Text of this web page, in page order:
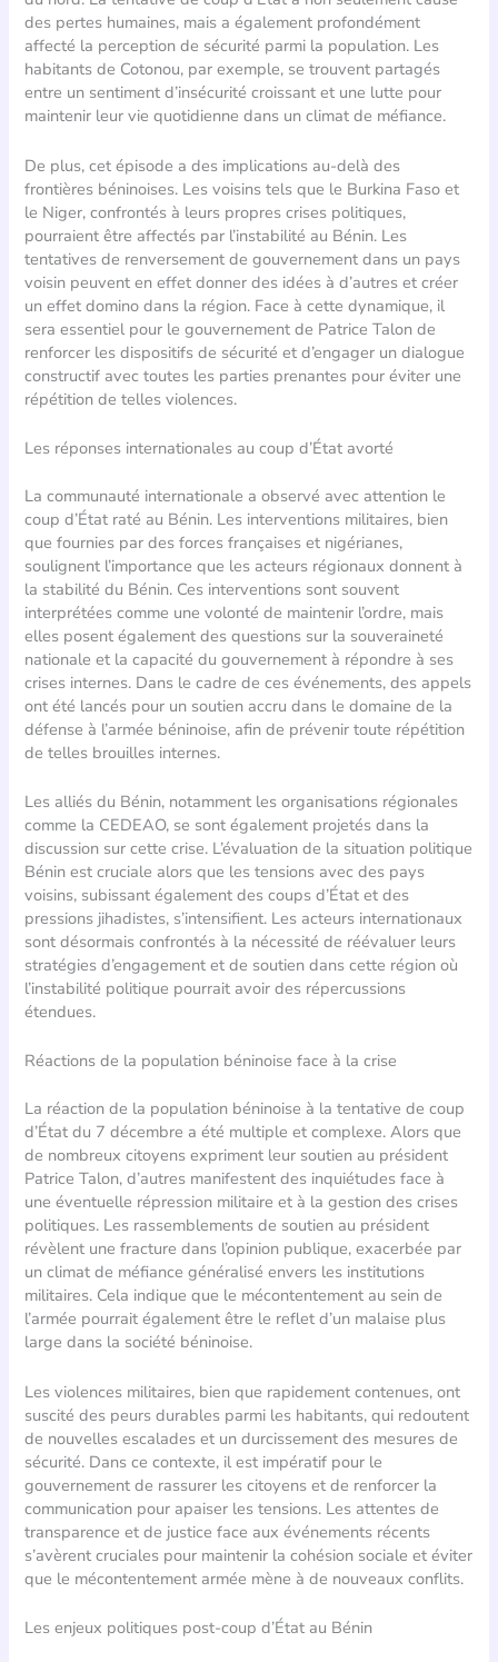
des pertes humaines, mais a également profondément
affecté la perception de sécurité parmi la population. Les
habitants de Cotonou, par exemple, se trouvent partagés
entre un sentiment d’insécurité croissant et une lutte pour
maintenir leur vie quotidienne dans un climat de méfiance.
De plus, cet épisode a des implications au-delà des
frontières béninoises. Les voisins tels que le Burkina Faso et
le Niger, confrontés à leurs propres crises politiques,
pourraient être affectés par l’instabilité au Bénin. Les
tentatives de renversement de gouvernement dans un pays
voisin peuvent en effet donner des idées à d’autres et créer
un effet domino dans la région. Face à cette dynamique, il
sera essentiel pour le gouvernement de Patrice Talon de
renforcer les dispositifs de sécurité et d’engager un dialogue
constructif avec toutes les parties prenantes pour éviter une
répétition de telles violences.
Les réponses internationales au coup d’État avorté
La communauté internationale a observé avec attention le
coup d’État raté au Bénin. Les interventions militaires, bien
que fournies par des forces françaises et nigérianes,
soulignent l’importance que les acteurs régionaux donnent à
la stabilité du Bénin. Ces interventions sont souvent
interprétées comme une volonté de maintenir l’ordre, mais
elles posent également des questions sur la souveraineté
nationale et la capacité du gouvernement à répondre à ses
crises internes. Dans le cadre de ces événements, des appels
ont été lancés pour un soutien accru dans le domaine de la
défense à l’armée béninoise, afin de prévenir toute répétition
de telles brouilles internes.
Les alliés du Bénin, notamment les organisations régionales
comme la CEDEAO, se sont également projetés dans la
discussion sur cette crise. L’évaluation de la situation politique
Bénin est cruciale alors que les tensions avec des pays
voisins, subissant également des coups d’État et des
pressions jihadistes, s’intensifient. Les acteurs internationaux
sont désormais confrontés à la nécessité de réévaluer leurs
stratégies d’engagement et de soutien dans cette région où
l’instabilité politique pourrait avoir des répercussions
étendues.
Réactions de la population béninoise face à la crise
La réaction de la population béninoise à la tentative de coup
d’État du 7 décembre a été multiple et complexe. Alors que
de nombreux citoyens expriment leur soutien au président
Patrice Talon, d’autres manifestent des inquiétudes face à
une éventuelle répression militaire et à la gestion des crises
politiques. Les rassemblements de soutien au président
révèlent une fracture dans l’opinion publique, exacerbée par
un climat de méfiance généralisé envers les institutions
militaires. Cela indique que le mécontentement au sein de
l’armée pourrait également être le reflet d’un malaise plus
large dans la société béninoise.
Les violences militaires, bien que rapidement contenues, ont
suscité des peurs durables parmi les habitants, qui redoutent
de nouvelles escalades et un durcissement des mesures de
sécurité. Dans ce contexte, il est impératif pour le
gouvernement de rassurer les citoyens et de renforcer la
communication pour apaiser les tensions. Les attentes de
transparence et de justice face aux événements récents
s’avèrent cruciales pour maintenir la cohésion sociale et éviter
que le mécontentement armée mène à de nouveaux conflits.
Les enjeux politiques post-coup d’État au Bénin